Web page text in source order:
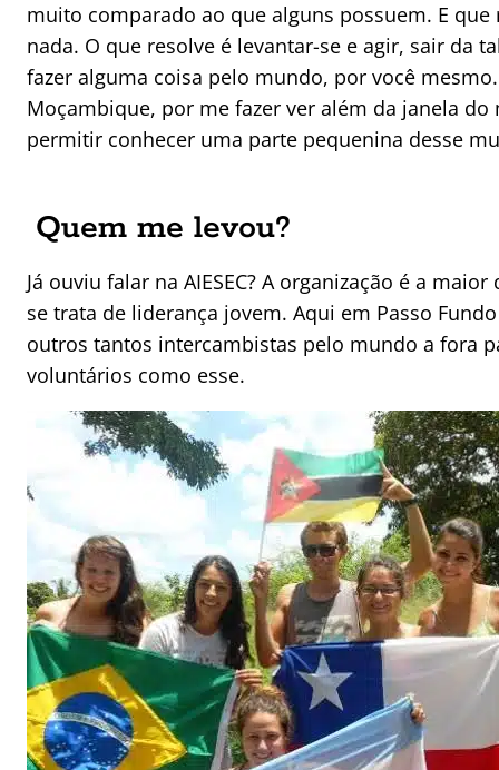
muito comparado ao que alguns possuem. E
nada. O que resolve é levantar-se e agir, sair da
fazer alguma coisa pelo mundo, por você
Moçambique, por me fazer ver além da janela
permitir conhecer uma parte pequenina desse
Quem me levou?
Já ouviu falar na AIESEC? A organização é a
se trata de liderança jovem. Aqui em Passo
outros tantos intercambistas pelo mundo a fora
voluntários como esse.